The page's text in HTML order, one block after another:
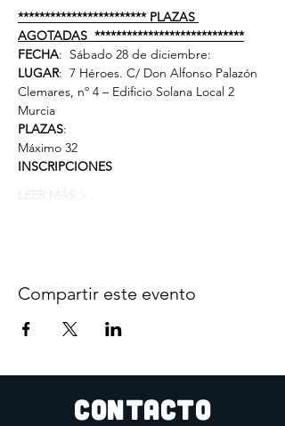
************************ PLAZAS
AGOTADAS  ****************************
FECHA:  Sábado 28 de diciembre:
LUGAR:  7 Héroes. C/ Don Alfonso Palazón
Clemares, nº 4 – Edificio Solana Local 2
Murcia
PLAZAS:
Máximo 32
INSCRIPCIONES
LEER MÁS >
Compartir este evento
CONTACTO